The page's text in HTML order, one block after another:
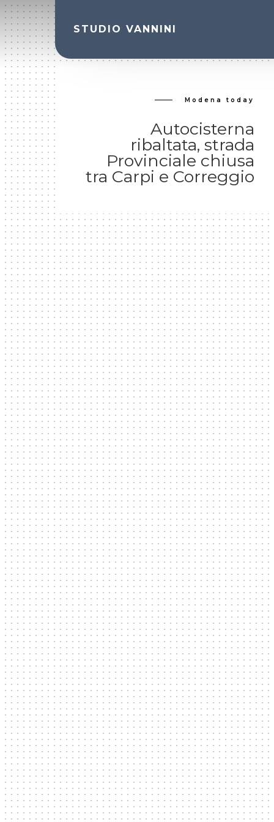
Skip
to
main
content
STUDIO VANNINI
. Modena today
Autocisterna
ribaltata, strada
Provinciale chiusa
tra Carpi e Correggio